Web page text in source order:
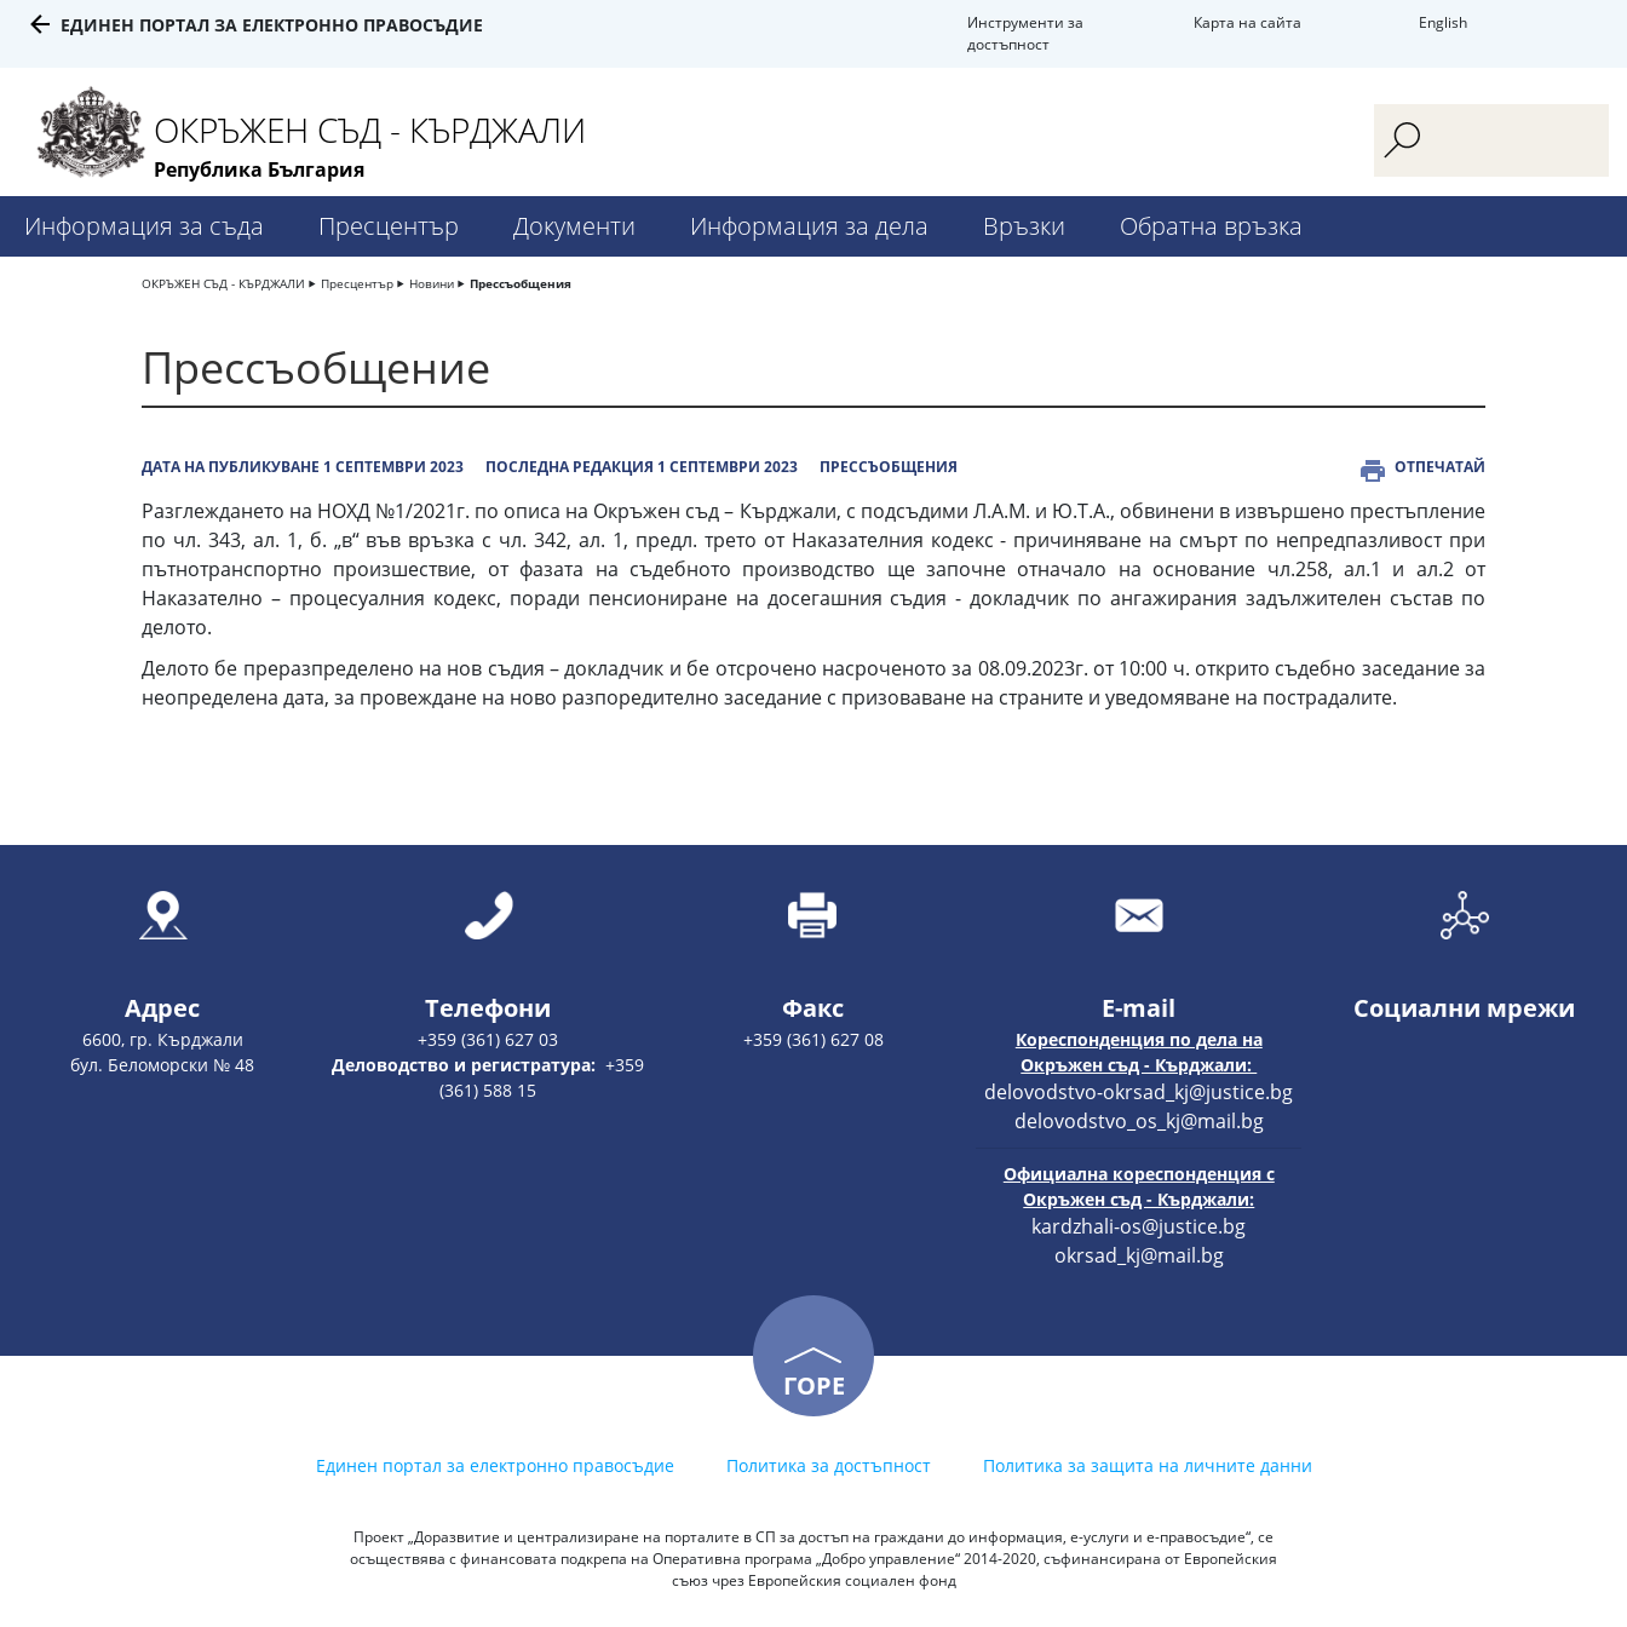
ЕДИНЕН ПОРТАЛ ЗА ЕЛЕКТРОННО ПРАВОСЪДИЕ
Инструменти за
достъпност
Карта на сайта English
ОКРЪЖЕН СЪД - КЪРДЖАЛИ
Република България
Информация за съда Пресцентър Документи Информация за дела Връзки Обратна връзка
ОКРЪЖЕН СЪД - КЪРДЖАЛИ Пресцентър Новини Прессъобщения
Прессъобщение
ДАТА НА ПУБЛИКУВАНЕ 1 СЕПТЕМВРИ 2023 ПОСЛЕДНА РЕДАКЦИЯ 1 СЕПТЕМВРИ 2023 ПРЕССЪОБЩЕНИЯ ОТПЕЧАТАЙ
Разглеждането на НОХД №1/2021г. по описа на Окръжен съд – Кърджали, с подсъдими Л.А.М. и Ю.Т.А., обвинени в извършено престъпление
по чл. 343, ал. 1, б. „в“ във връзка с чл. 342, ал. 1, предл. трето от Наказателния кодекс - причиняване на смърт по непредпазливост при
пътнотранспортно произшествие, от фазата на съдебното производство ще започне отначало на основание чл.258, ал.1 и ал.2 от
Наказателно – процесуалния кодекс, поради пенсиониране на досегашния съдия - докладчик по ангажирания задължителен състав по
делото.
Делото бе преразпределено на нов съдия – докладчик и бе отсрочено насроченото за 08.09.2023г. от 10:00 ч. открито съдебно заседание за
неопределена дата, за провеждане на ново разпоредително заседание с призоваване на страните и уведомяване на пострадалите.
Адрес
6600, гр. Кърджали
бул. Беломорски № 48
Телефони
+359 (361) 627 03
Деловодство и регистратура: +359
(361) 588 15
Факс
+359 (361) 627 08
E-mail
Кореспонденция по дела на
Окръжен съд - Кърджали:
delovodstvo-okrsad_kj@justice.bg
delovodstvo_os_kj@mail.bg
Официална кореспонденция с
Окръжен съд - Кърджали:
kardzhali-os@justice.bg
okrsad_kj@mail.bg
Социални мрежи
ГОРЕ
Единен портал за електронно правосъдие Политика за достъпност Политика за защита на личните данни
Проект „Доразвитие и централизиране на порталите в СП за достъп на граждани до информация, е-услуги и е-правосъдие“, се
осъществява с финансовата подкрепа на Оперативна програма „Добро управление“ 2014-2020, съфинансирана от Европейския
съюз чрез Европейския социален фонд